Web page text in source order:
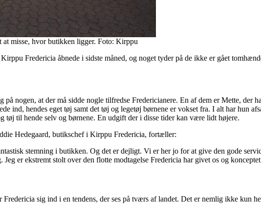
misse, hvor butikken ligger. Foto: Kirppu
Fredericia åbnede i sidste måned, og noget tyder på de ikke er gået
på nogen, at der må sidde nogle tilfredse Fredericianere. En af dem er Mette, der
ind, hendes eget tøj samt det tøj og legetøj børnene er vokset fra. I alt har hun
tøj til hende selv og børnene. En udgift der i disse tider kan være lidt højere.
Hedegaard, butikschef i Kirppu Fredericia, fortæller:
stemning i butikken. Og det er dejligt. Vi er her jo for at give den gode
er ekstremt stolt over den flotte modtagelse Fredericia har givet os og
sig ind i en tendens, der ses på tværs af landet. Det er nemlig ikke kun